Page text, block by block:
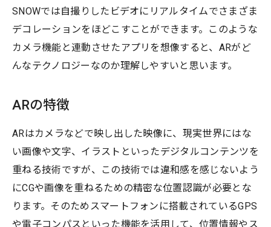
SNOWでは自撮りしたビデオにリアルタイムでさまざま
デコレーションをほどこすことができます。このような
カメラ機能と連動させたアプリを想像すると、ARがど
んなテクノロジーなのか理解しやすいと思います。
ARの特徴
ARはカメラなどで映し出した映像に、現実世界にはな
い画像や文字、イラストといったデジタルコンテンツを
重ねる技術ですが、この技術では違和感を感じないよう
にCGや画像を重ねるための精密な位置認識が必要とな
ります。そのためスマートフォンに搭載されているGPS
や電子コンパスといった機能を活用して、位置情報やス